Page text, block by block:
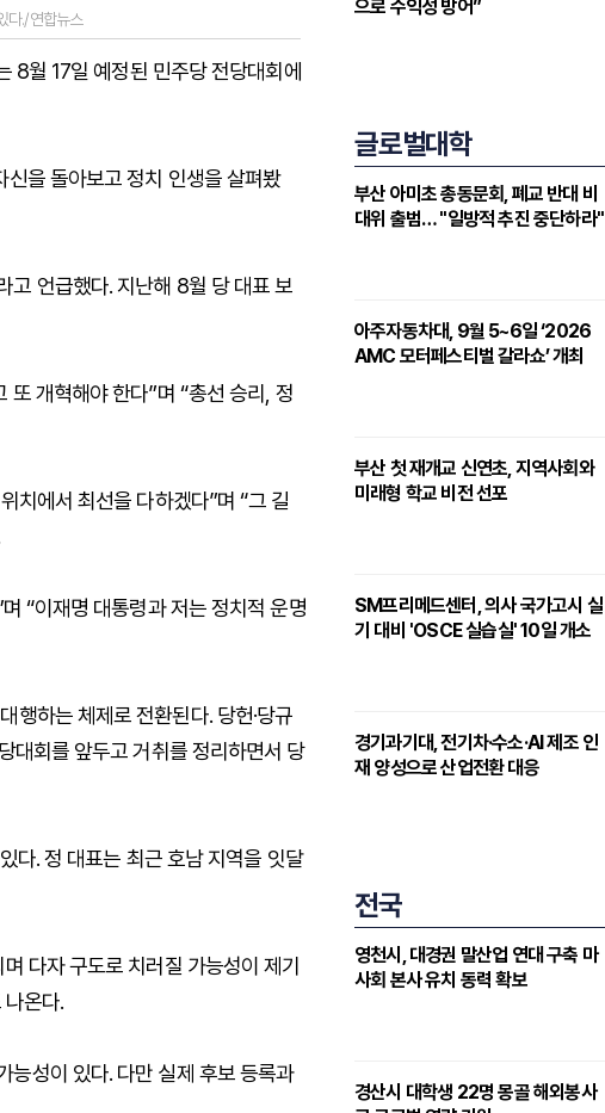
다./연합뉴스
8월 17일 예정된 민주당 전당대회에
을 돌아보고 정치 인생을 살펴봤
고 언급했다. 지난해 8월 당 대표 보
개혁해야 한다”며 “총선 승리, 정
치에서 최선을 다하겠다”며 “그 길
“이재명 대통령과 저는 정치적 운명
행하는 체제로 전환된다. 당헌·당규
대회를 앞두고 거취를 정리하면서 당
다. 정 대표는 최근 호남 지역을 잇달
다자 구도로 치러질 가능성이 제기
온다.
능성이 있다. 다만 실제 후보 등록과
으로 수익성 방어”
글로벌대학
부산 아미초 총동문회, 폐교 반대 비
대위 출범… "일방적 추진 중단하라"
아주자동차대, 9월 5~6일 ‘2026
AMC 모터페스티벌 갈라쇼’ 개최
부산 첫 재개교 신연초, 지역사회와
미래형 학교 비전 선포
SM프리메드센터, 의사 국가고시 실
기 대비 'OSCE 실습실' 10일 개소
경기과기대, 전기차·수소·AI 제조 인
재 양성으로 산업전환 대응
전국
영천시, 대경권 말산업 연대 구축 마
사회 본사 유치 동력 확보
경산시 대학생 22명 몽골 해외봉사